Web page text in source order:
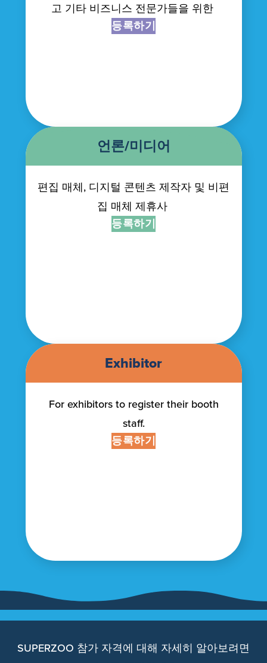
고 기타 비즈니스 전문가들을 위한
등록하기
언론/미디어
편집 매체, 디지털 콘텐츠 제작자 및 비편
집 매체 제휴사
등록하기
Exhibitor
For exhibitors to register their booth
staff.
등록하기
SUPERZOO 참가 자격에 대해 자세히 알아보려면